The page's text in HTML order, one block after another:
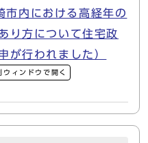
市内における高経年の
り方について住宅政
が行われました）
ウィンドウで開く